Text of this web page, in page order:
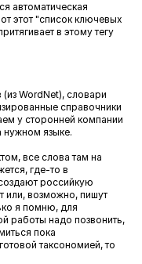
автоматическая
этот "список ключевых
в этому тегу
WordNet), словари
справочники
у сторонней компании
нужном языке.
все слова там на
где-то в
российкую
или, возможно, пишут
я помню, для
работы надо позвонить,
пока
таксономией, то